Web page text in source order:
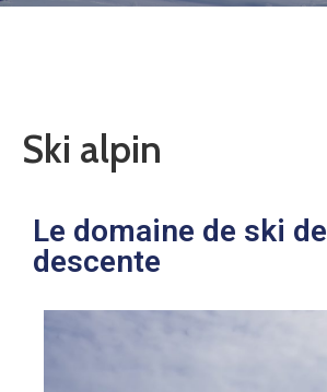
Ski alpin
Le domaine de ski de
descente